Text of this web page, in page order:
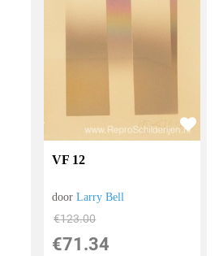
VF 12
doorLarry Bell
€123.00
€71.34